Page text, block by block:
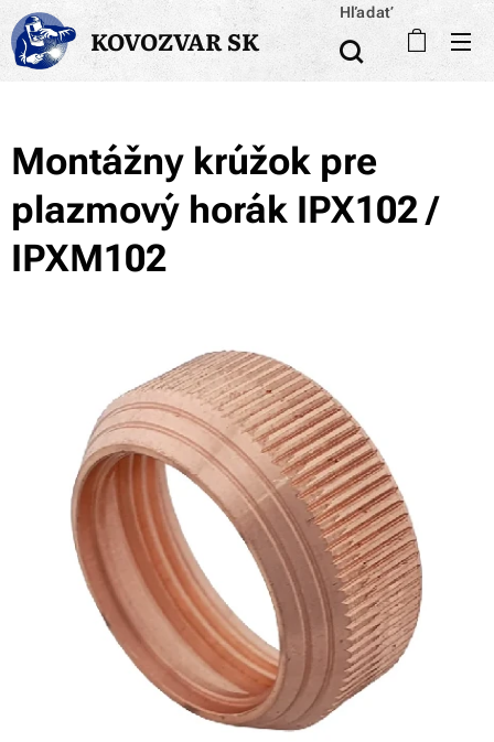
KOVOZVAR SK
Hľadať
Montážny krúžok pre
plazmový horák IPX102 /
IPXM102